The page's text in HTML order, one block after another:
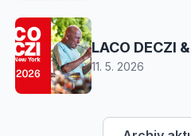
LACO DECZI
11. 5. 2026